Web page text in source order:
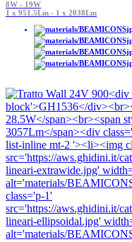
8W - 19W
1 x 951.5Lm - 1 x 2038Lm